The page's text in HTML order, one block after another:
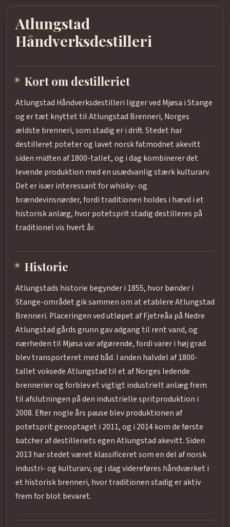
Atlungstad
Håndverksdestilleri
Kort om destilleriet
Atlungstad Håndverksdestilleri ligger ved Mjøsa i Stange
og er tæt knyttet til Atlungstad Brenneri, Norges
ældste brenneri, som stadig er i drift. Stedet har
destilleret poteter og lavet norsk fatmodnet akevitt
siden midten af 1800-tallet, og i dag kombinerer det
levende produktion med en usædvanlig stærk kulturarv.
Det er især interessant for whisky- og
brændevinsnørder, fordi traditionen holdes i hævd i et
historisk anlæg, hvor potetsprit stadig destilleres på
traditionel vis hvert år.
Historie
Atlungstads historie begynder i 1855, hvor bønder i
Stange-området gik sammen om at etablere Atlungstad
Brenneri. Placeringen ved utløpet af Fjetreåa på Nedre
Atlungstad gårds grunn gav adgang til rent vand, og
nærheden til Mjøsa var afgørende, fordi varer i høj grad
blev transporteret med båd. I anden halvdel af 1800-
tallet voksede Atlungstad til et af Norges ledende
brennerier og forblev et vigtigt industrielt anlæg frem
til afslutningen på den industrielle spritproduktion i
2008. Efter nogle års pause blev produktionen af
potetsprit genoptaget i 2011, og i 2014 kom de første
batcher af destilleriets egen Atlungstad akevitt. Siden
2013 har stedet været klassificeret som en del af norsk
industri- og kulturarv, og i dag videreføres håndværket i
et historisk brenneri, hvor traditionen stadig er aktiv
frem for blot bevaret.